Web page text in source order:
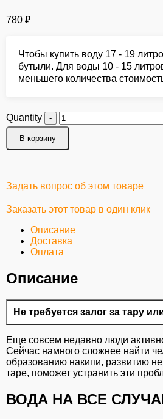
780 ₽
Чтобы купить воду 17 - 19
бутыли. Для воды 10 - 15
меньшего количества
Quantity
В корзину
Задать вопрос об этом товаре
Заказать этот товар в один клик
Описание
Доставка
Оплата
Описание
Не требуется залог за тару
Еще совсем недавно люди
Сейчас намного сложнее найти
образованию накипи, развитию
таре, поможет устранить эти
ВОДА НА ВСЕ